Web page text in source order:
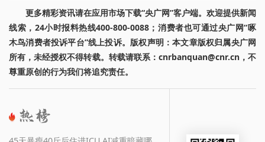
更多精彩资讯请在应用市场下载“央广网”客户端。欢迎提供新闻
线索，24小时报料热线400-800-0088；消费者也可通过央广网“啄
木鸟消费者投诉平台”线上投诉。版权声明：本文章版权归属央广网
所有，未经授权不得转载。转载请联系：cnrbanquan@cnr.cn，不
尊重原创的行为我们将追究责任。